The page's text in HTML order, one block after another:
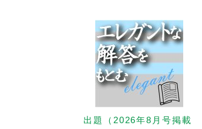
出題（2026年8月号掲載